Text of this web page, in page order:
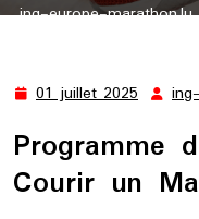
ing-europe-marathon.lu
01 juillet 2025 01
2025
Programme
Courir un